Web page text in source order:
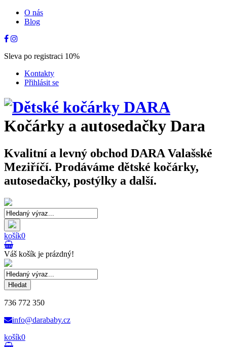
O nás
Blog
Sleva po registraci 10%
Kontakty
Přihlásit se
Kočárky a autosedačky Dara
Kvalitní a levný obchod DARA Valašské
Meziříčí. Prodáváme dětské kočárky,
autosedačky, postýlky a další.
košík0
Váš košík je prázdný!
Hledat
736 772 350
info@darababy.cz
košík0